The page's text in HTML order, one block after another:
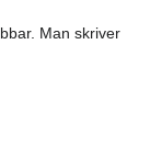
Man skriver